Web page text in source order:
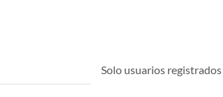
Solo usuarios